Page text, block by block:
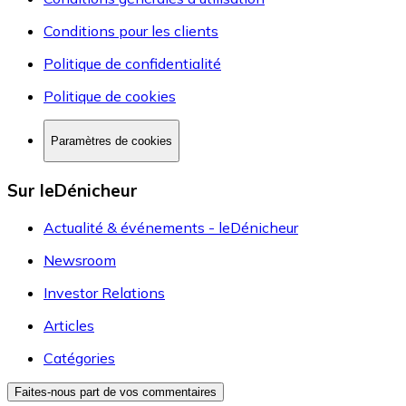
Conditions pour les clients
Politique de confidentialité
Politique de cookies
Paramètres de cookies
Sur leDénicheur
Actualité & événements - leDénicheur
Newsroom
Investor Relations
Articles
Catégories
Faites-nous part de vos commentaires